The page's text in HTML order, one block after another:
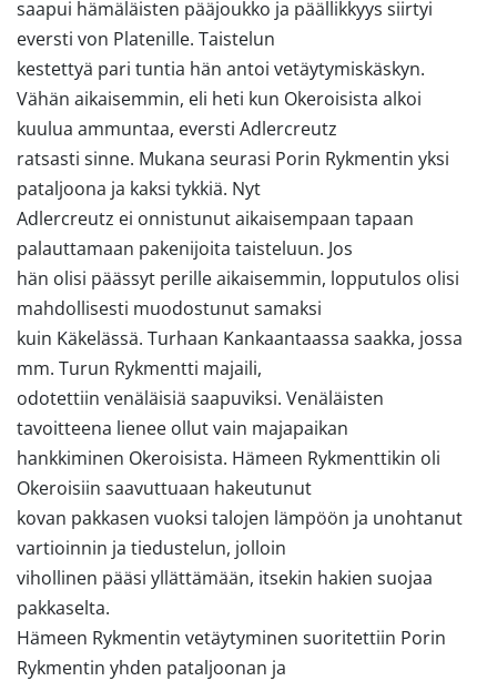
saapui hämäläisten pääjoukko ja päällikkyys siirtyi
eversti von Platenille. Taistelun
kestettyä pari tuntia hän antoi vetäytymiskäskyn.
Vähän aikaisemmin, eli heti kun Okeroisista alkoi
kuulua ammuntaa, eversti Adlercreutz
ratsasti sinne. Mukana seurasi Porin Rykmentin yksi
pataljoona ja kaksi tykkiä. Nyt
Adlercreutz ei onnistunut aikaisempaan tapaan
palauttamaan pakenijoita taisteluun. Jos
hän olisi päässyt perille aikaisemmin, lopputulos olisi
mahdollisesti muodostunut samaksi
kuin Käkelässä. Turhaan Kankaantaassa saakka, jossa
mm. Turun Rykmentti majaili,
odotettiin venäläisiä saapuviksi. Venäläisten
tavoitteena lienee ollut vain majapaikan
hankkiminen Okeroisista. Hämeen Rykmenttikin oli
Okeroisiin saavuttuaan hakeutunut
kovan pakkasen vuoksi talojen lämpöön ja unohtanut
vartioinnin ja tiedustelun, jolloin
vihollinen pääsi yllättämään, itsekin hakien suojaa
pakkaselta.
Hämeen Rykmentin vetäytyminen suoritettiin Porin
Rykmentin yhden pataljoonan ja